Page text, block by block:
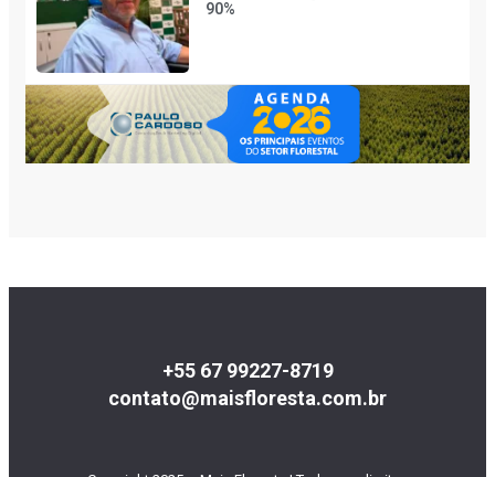
90%
+55 67 99227-8719
contato@maisfloresta.com.br